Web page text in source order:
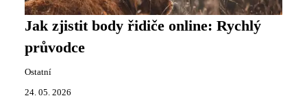
Jak zjistit body řidiče online: Rychlý
průvodce
Ostatní
24. 05. 2026